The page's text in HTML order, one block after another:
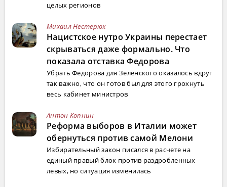
целых регионов
Михаил Нестерюк
Нацистское нутро Украины перестает
скрываться даже формально. Что
показала отставка Федорова
Убрать Федорова для Зеленского оказалось вдруг
так важно, что он готов был для этого грохнуть
весь кабинет министров
Антон Копнин
Реформа выборов в Италии может
обернуться против самой Мелони
Избирательный закон писался в расчете на
единый правый блок против раздробленных
левых, но ситуация изменилась